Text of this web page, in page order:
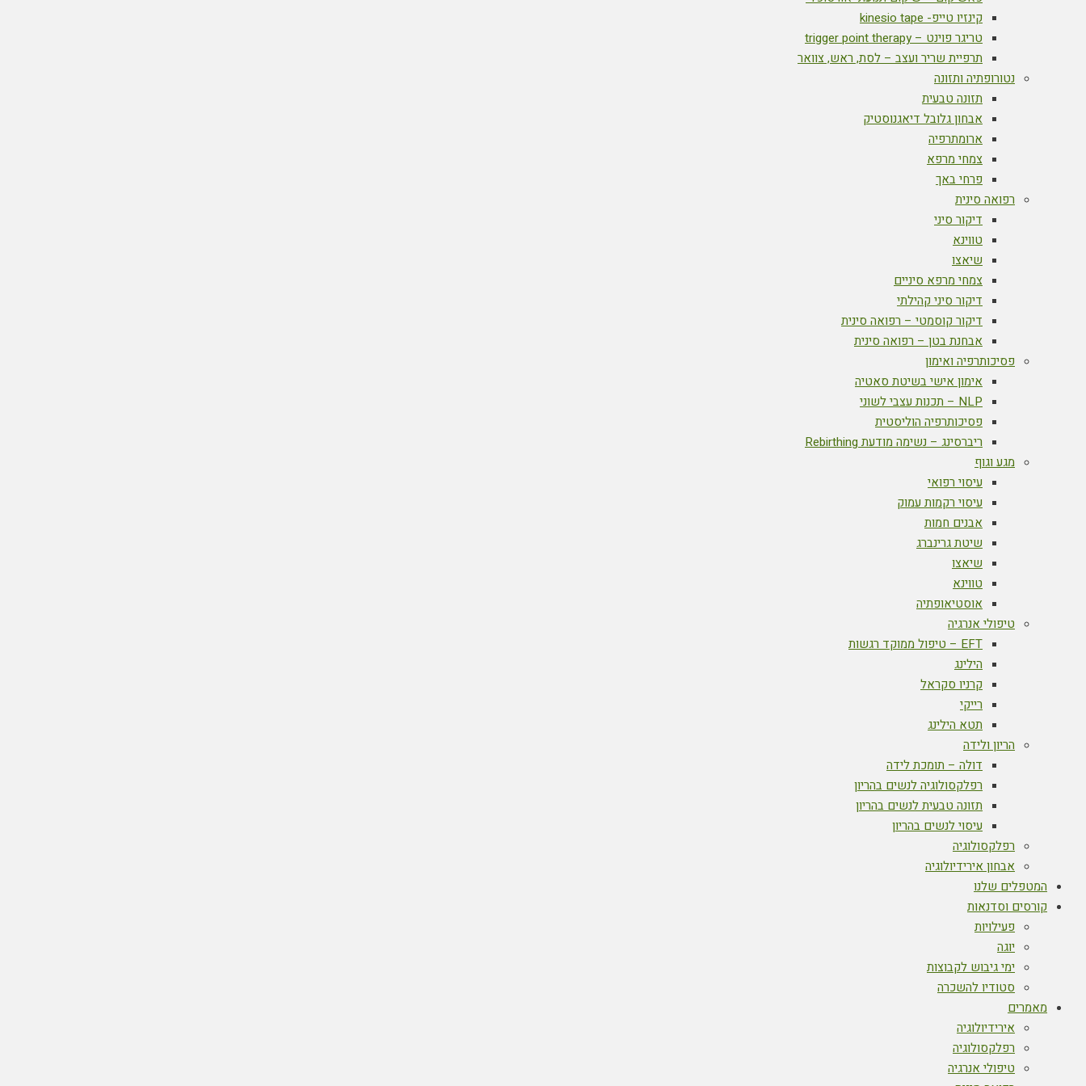
קינזיו טייפ- kinesio tape
טריגר פוינט – trigger point therapy
תרפיית שריר ועצב – לסת, ראש, צוואר
נטורופתיה ותזונה
תזונה טבעית
אבחון גלובל דיאגנוסטיק
ארומתרפיה
צמחי מרפא
פרחי באך
רפואה סינית
דיקור סיני
טווינא
שיאצו
צמחי מרפא סיניים
דיקור סיני קהילתי
דיקור קוסמטי – רפואה סינית
אבחנת בטן – רפואה סינית
פסיכותרפיה ואימון
אימון אישי בשיטת סאטיה
NLP – תכנות עצבי לשוני
פסיכותרפיה הוליסטית
ריברסינג – נשימה מודעת Rebirthing
מגע וגוף
עיסוי רפואי
עיסוי רקמות עמוק
אבנים חמות
שיטת גרינברג
שיאצו
טווינא
אוסטיאופתיה
טיפולי אנרגיה
EFT – טיפול ממוקד רגשות
הילינג
קרניו סקראל
רייקי
תטא הילינג
הריון ולידה
דולה – תומכת לידה
רפלקסולוגיה לנשים בהריון
תזונה טבעית לנשים בהריון
עיסוי לנשים בהריון
רפלקסולוגיה
אבחון אירידיולוגיה
המטפלים שלנו
קורסים וסדנאות
פעילויות
יוגה
ימי גיבוש לקבוצות
סטודיו להשכרה
מאמרים
אירידיולוגיה
רפלקסולוגיה
טיפולי אנרגיה